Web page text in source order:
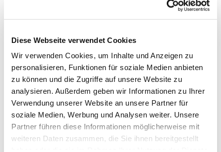
Diese Webseite verwendet Cookies
Wir verwenden Cookies, um Inhalte und Anzeigen zu
personalisieren, Funktionen für soziale Medien anbieten
zu können und die Zugriffe auf unsere Website zu
analysieren. Außerdem geben wir Informationen zu Ihrer
Verwendung unserer Website an unsere Partner für
soziale Medien, Werbung und Analysen weiter. Unsere
Partner führen diese Informationen möglicherweise mit
weiteren Daten zusammen, die Sie ihnen bereitgestellt
Dies könnte Sie auch
interessieren